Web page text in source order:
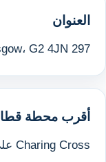
العنوان
297 Bath Street، Glasgow، G2 4JN.
أقرب محطة
Charing Cross على مسافة مشي قصيرة.